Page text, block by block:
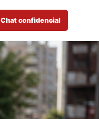
Chat confidencial